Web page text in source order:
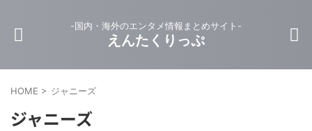
-国内・海外のエンタメ情報まとめサイト-
えんたくりっぷ
HOME > ジャニーズ
ジャニーズ